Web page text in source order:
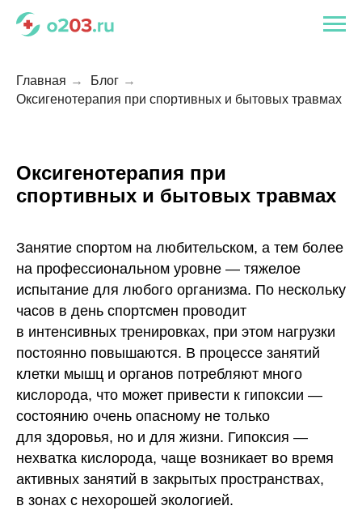
Главная → Блог →
Оксигенотерапия при спортивных и бытовых травмах
Оксигенотерапия при
спортивных и бытовых травмах
Занятие спортом на любительском, а тем более
на профессиональном уровне — тяжелое
испытание для любого организма. По нескольку
часов в день спортсмен проводит
в интенсивных тренировках, при этом нагрузки
постоянно повышаются. В процессе занятий
клетки мышц и органов потребляют много
кислорода, что может привести к гипоксии —
состоянию очень опасному не только
для здоровья, но и для жизни. Гипоксия —
нехватка кислорода, чаще возникает во время
активных занятий в закрытых пространствах,
в зонах с нехорошей экологией.